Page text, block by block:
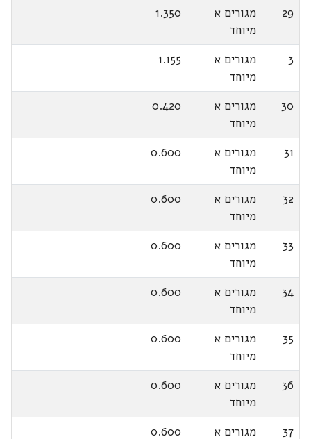
29
מגורים א
מיוחד
1.350
3
מגורים א
מיוחד
1.155
30
מגורים א
מיוחד
0.420
31
מגורים א
מיוחד
0.600
32
מגורים א
מיוחד
0.600
33
מגורים א
מיוחד
0.600
34
מגורים א
מיוחד
0.600
35
מגורים א
מיוחד
0.600
36
מגורים א
מיוחד
0.600
37
מגורים א
0.600